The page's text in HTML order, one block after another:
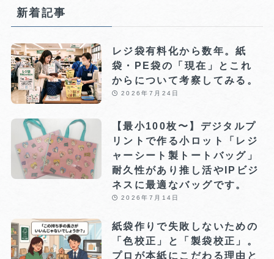
新着記事
レジ袋有料化から数年。紙
袋・PE袋の「現在」とこれ
からについて考察してみる。
2026年7月24日
【最小100枚〜】デジタルプ
リントで作る小ロット「レジ
ャーシート製トートバッグ」
耐久性があり推し活やIPビジ
ネスに最適なバッグです。
2026年7月14日
紙袋作りで失敗しないための
「色校正」と「製袋校正」。
プロが本紙にこだわる理由と